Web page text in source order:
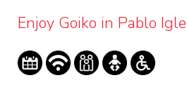
Enjoy Goiko in Pablo